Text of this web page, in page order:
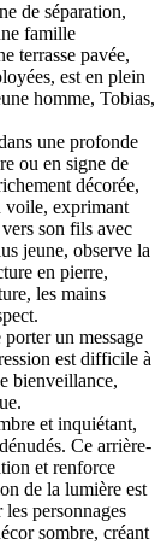
de séparation,
famille
terrasse pavée,
est en plein
homme, Tobias,
une profonde
ou en signe de
décorée,
voile, exprimant
son fils avec
jeune, observe la
en pierre,
les mains
un message
est difficile à
bienveillance,
et inquiétant,
Ce arrière-
et renforce
de la lumière est
personnages
sombre, créant